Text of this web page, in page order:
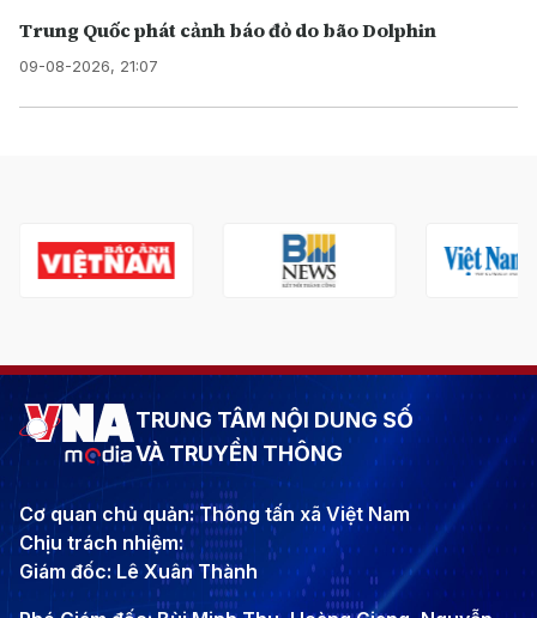
Trung Quốc phát cảnh báo đỏ do bão Dolphin
09-08-2026, 21:07
TRUNG TÂM NỘI DUNG SỐ
VÀ TRUYỀN THÔNG
Cơ quan chủ quản: Thông tấn xã Việt Nam
Chịu trách nhiệm:
Giám đốc: Lê Xuân Thành